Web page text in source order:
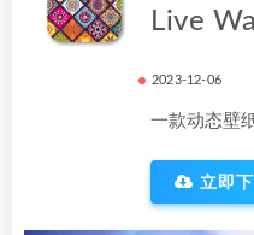
Live
2023-12-06
一款动态壁
立即